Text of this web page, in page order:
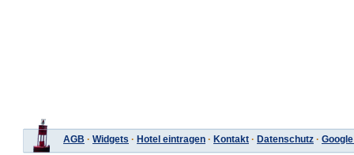
AGB · Widgets · Hotel eintragen · Kontakt · Datenschutz ·